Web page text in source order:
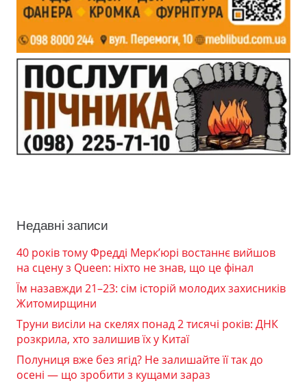
Недавні записи
40 років тому Фредді Мерк’юрі востаннє вийшов
на сцену з Queen: ніхто не знав, що це фінал
Їм назавжди 21–23: сім історій молодих захисників
Житомирщини
Труни висіли на скелях понад 2 тисячі років: ДНК
розкрила, хто залишив їх у Китаї
Полуниця вже без ягід? Не залишайте її так до
осені — що зробити з кущами зараз